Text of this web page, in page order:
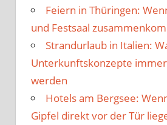
Feiern in Thüringen:
und Festsaal
Strandurlaub in Italien:
Unterkunftskonzepte
werden
Hotels am Bergsee:
Gipfel direkt vor der Tür